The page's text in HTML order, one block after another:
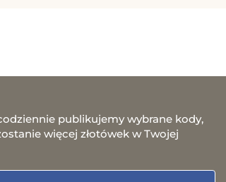
publikujemy wybrane kody,
więcej złotówek w Twojej